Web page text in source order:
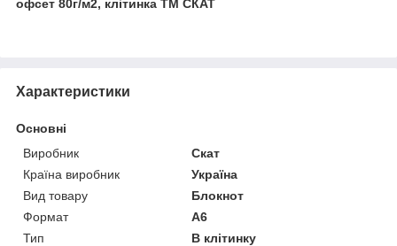
офсет 80г/м2, клітинка ТМ СКАТ
Характеристики
Основні
Виробник
Скат
Країна виробник
Україна
Вид товару
Блокнот
Формат
A6
Тип
В клітинку